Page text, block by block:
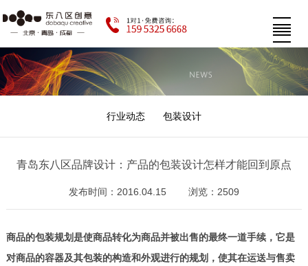
行业动态 包装设计
青岛东八区品牌设计：产品的包装设计怎样才能回到原点
发布时间：2016.04.15 浏览：2509
商品的包装规划是使商品转化为商品并被出售的最终一道手续，它是
对商品的容器及其包装的构造和外观进行的规划，使其在运送与售卖